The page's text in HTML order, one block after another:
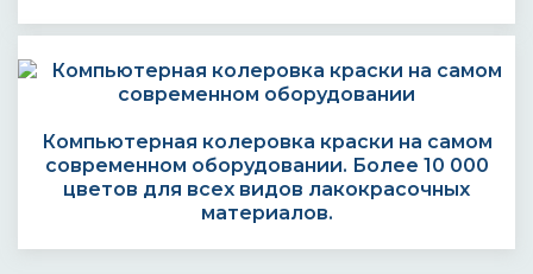
Компьютерная колеровка краски на самом
современном оборудовании. Более 10 000
цветов для всех видов лакокрасочных
материалов.